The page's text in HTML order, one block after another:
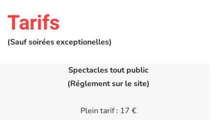
Tarifs
(Sauf soirées exceptionelles)
Spectacles tout public
(Réglement sur le site)
Plein tarif : 17 €